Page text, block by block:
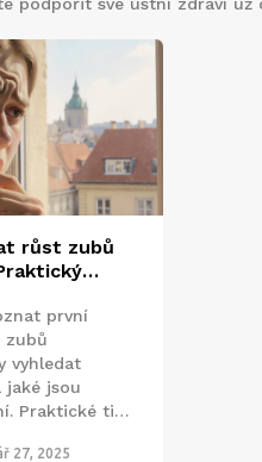
růst zubů
první
zubů
vyhledat
jaké jsou
Praktické tipy
27, 2025